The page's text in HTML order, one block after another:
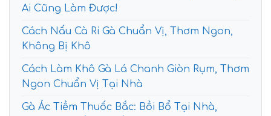
Ai Cũng Làm Được!
Cách Nấu Cà Ri Gà Chuẩn Vị, Thơm Ngon,
Không Bị Khô
Cách Làm Khô Gà Lá Chanh Giòn Rụm, Thơm
Ngon Chuẩn Vị Tại Nhà
Gà Ác Tiềm Thuốc Bắc: Bồi Bổ Tại Nhà,